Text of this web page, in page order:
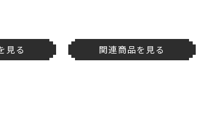
見る 関連商品を見る